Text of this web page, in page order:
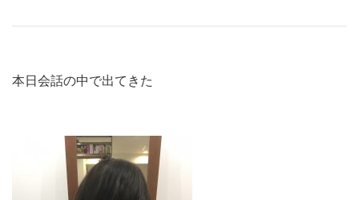
本日会話の中で出てきた